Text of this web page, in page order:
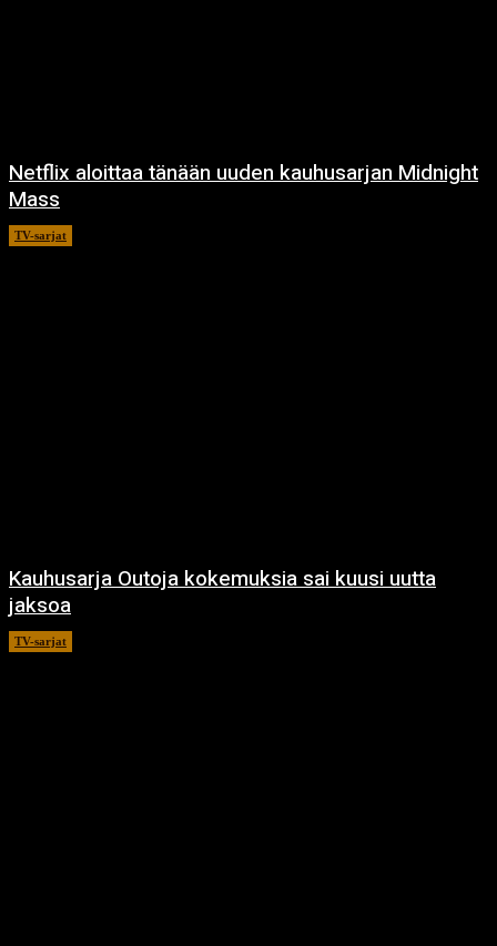
Netflix aloittaa tänään uuden kauhusarjan Midnight
Mass
TV-sarjat
Kauhusarja Outoja kokemuksia sai kuusi uutta
jaksoa
TV-sarjat